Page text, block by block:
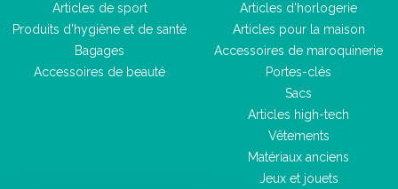
Articles de sport
Produits d'hygiène et de santé
Bagages
Accessoires de beauté
Articles d'horlogerie
Articles pour la maison
Accessoires de maroquinerie
Portes-clés
Sacs
Articles high-tech
Vêtements
Matériaux anciens
Jeux et jouets